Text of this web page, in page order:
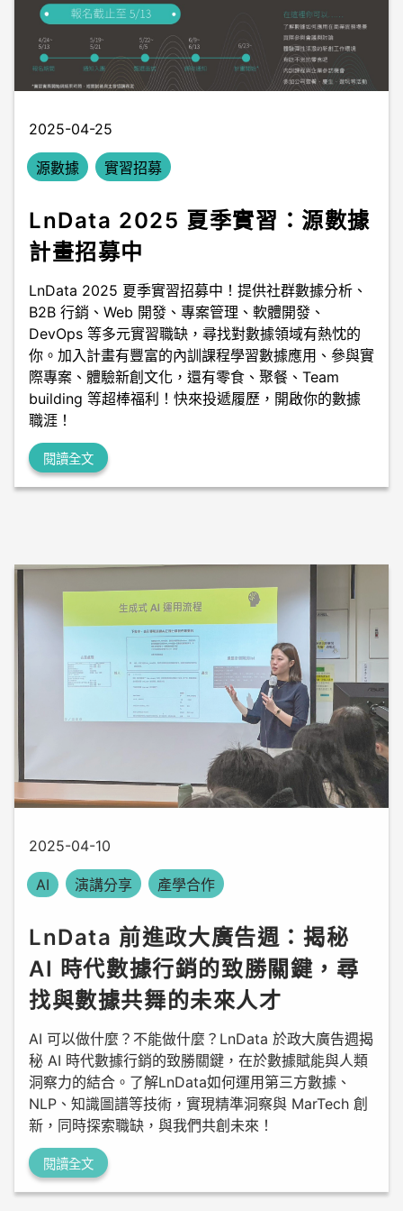
2025-04-25
源數據 實習招募
LnData 2025 夏季實習：源數據
計畫招募中
LnData 2025 夏季實習招募中！提供社群數據分析、
B2B 行銷、Web 開發、專案管理、軟體開發、
DevOps 等多元實習職缺，尋找對數據領域有熱忱的
你。加入計畫有豐富的內訓課程學習數據應用、參與實
際專案、體驗新創文化，還有零食、聚餐、Team
building 等超棒福利！快來投遞履歷，開啟你的數據
職涯！
閱讀全文
2025-04-10
AI 演講分享
LnData 前進政大廣告週：揭秘
AI 時代數據行銷的致勝關鍵，尋
找與數據共舞的未來人才
AI 可以做什麼？不能做什麼？LnData 於政大廣告週揭
洞察力的結合。了解LnData如何運用第三方數據、
NLP、知識圖譜等技術，實現精準洞察與 MarTech 創
新，同時探索職缺，與我們共創未來！
閱讀全文